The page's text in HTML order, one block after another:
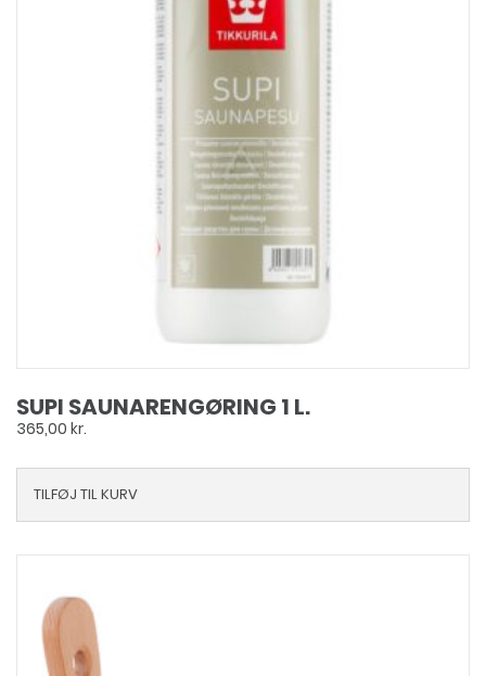
SUPI SAUNARENGØRING 1 L.
365,00 kr.
TILFØJ TIL KURV